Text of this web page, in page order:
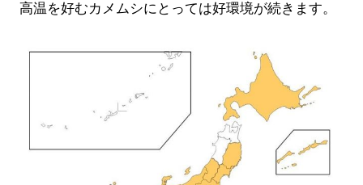
高温を好むカメムシにとっては好環境が続きます。